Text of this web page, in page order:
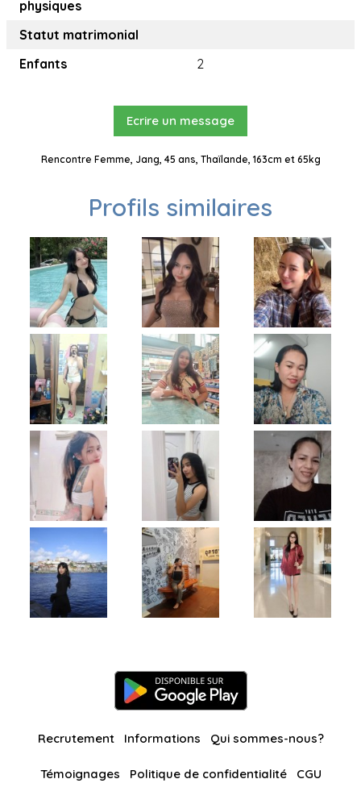
physiques
Statut matrimonial
Enfants
2
Ecrire un message
Rencontre Femme, Jang, 45 ans, Thaïlande, 163cm et 65kg
Profils similaires
Recrutement Informations Qui sommes-nous?
Témoignages Politique de confidentialité CGU